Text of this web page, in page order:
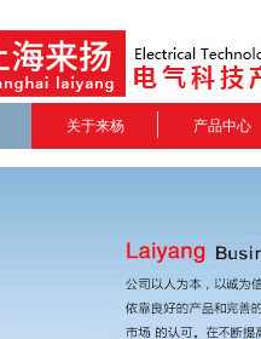
关于来杨 产品中心